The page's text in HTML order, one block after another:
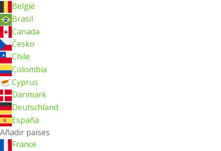
België
Brasil
Canada
Česko
Chile
Colombia
Cyprus
Danmark
Deutschland
España
Añadir países
France